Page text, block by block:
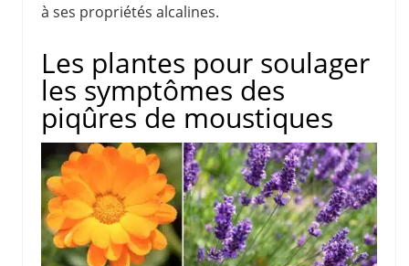
à ses propriétés alcalines.
Les plantes pour soulager
les symptômes des
piqûres de moustiques